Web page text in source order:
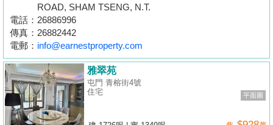
按
揭
地
產
博
客
ROAD, SHAM TSENG, N.T.
電話： 26886996
傳真： 26882442
電郵： info@earnestproperty.com
平面圖
雅翠苑
屯門 青榕街4號
住宅